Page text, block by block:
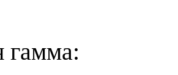
гамма: